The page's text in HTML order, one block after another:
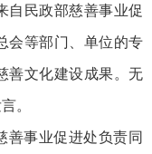
自民政部慈善事业促
会等部门、单位的专
善文化建设成果。无
。
善事业促进处负责同